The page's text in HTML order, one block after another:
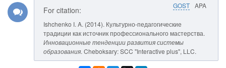
GOST APA
For citation:
Ishchenko I. A. (2014). Культурно-педагогические
традиции как источник профессионального мастерства.
Инновационные тенденции развития системы
образования. Cheboksary: SCC "Interactive plus", LLC.